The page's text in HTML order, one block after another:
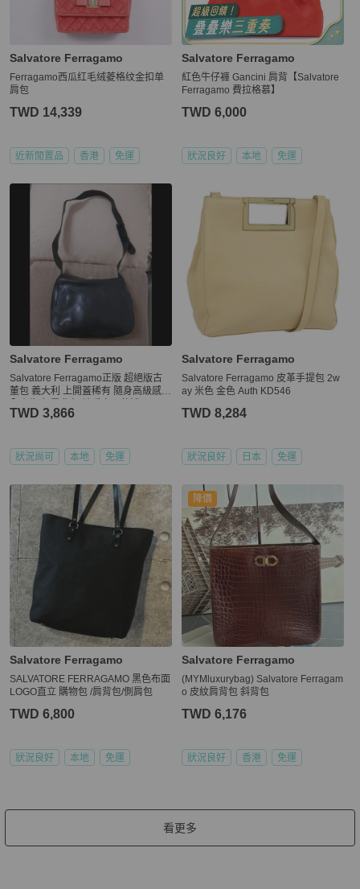
Salvatore Ferragamo
Ferragamo西瓜红毛绒菱格纹金扣单
肩包
TWD 14,339
近新閒置品 香港 免運
Salvatore Ferragamo
紅色牛仔褲 Gancini 肩背【Salvatore
Ferragamo 費拉格慕】
TWD 6,000
狀況良好 本地 免運
Salvatore Ferragamo
Salvatore Ferragamo正版 超絕版古
董包 義大利 上開蓋稀有 隨身高級感
TWD 3,866
狀況尚可 本地 免運
Salvatore Ferragamo
Salvatore Ferragamo 皮革手提包 2w
ay 米色 金色 Auth KD546
TWD 8,284
狀況良好 日本 免運
Salvatore Ferragamo
SALVATORE FERRAGAMO 黑色布面
LOGO直立 購物包 /肩背包/側肩包
TWD 6,800
狀況良好 本地 免運
降價
Salvatore Ferragamo
(MYMluxurybag) Salvatore Ferragam
o 皮紋肩背包 斜背包
TWD 6,176
狀況良好 香港 免運
看更多